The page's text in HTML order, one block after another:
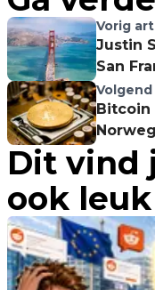
Vorig
Justin
San
Dit vind
ook leuk